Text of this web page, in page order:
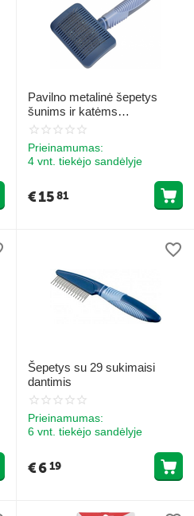
Pavilno metalinė šepetys
šunims ir katėms
Easy2Clean M
Prieinamumas:
4 vnt. tiekėjo sandėlyje
€1581
Šepetys su 29 sukimaisi
dantimis
Prieinamumas:
6 vnt. tiekėjo sandėlyje
€619